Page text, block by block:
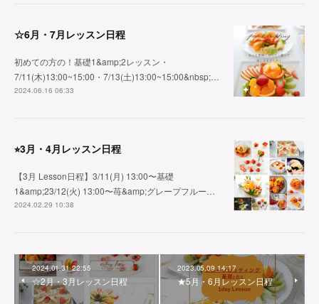
☆6月・7月レッスン日程
初めての方の！基礎1&amp;2レッスン・
7/11(木)13:00~15:00・7/13(土)13:00~15:00&nbsp;…
2024.06.16 06:33
⭐︎3月・4月レッスン日程
【3月 Lesson日程】3/11(月) 13:00〜基礎
1&amp;23/12(火) 13:00〜苺&amp;グレープフルー…
2024.02.29 10:38
2024.01.31 22:55
☆2月・3月レッスン日程
2023.05.09 14:17
★5月・6月レッスン日程